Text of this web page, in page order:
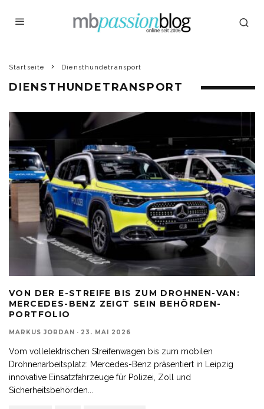
Startseite Diensthundetransport
DIENSTHUNDETRANSPORT
VON DER E-STREIFE BIS ZUM DROHNEN-VAN:
MERCEDES-BENZ ZEIGT SEIN BEHÖRDEN-
PORTFOLIO
MARKUS JORDAN · 23. MAI 2026
Vom vollelektrischen Streifenwagen bis zum mobilen
Drohnenarbeitsplatz: Mercedes-Benz präsentiert in Leipzig
innovative Einsatzfahrzeuge für Polizei, Zoll und
Sicherheitsbehörden